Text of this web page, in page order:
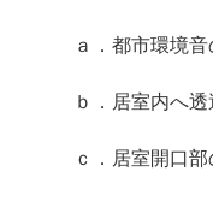
ａ．都市環境音の
ｂ．居室内へ透過す
ｃ．居室開口部の